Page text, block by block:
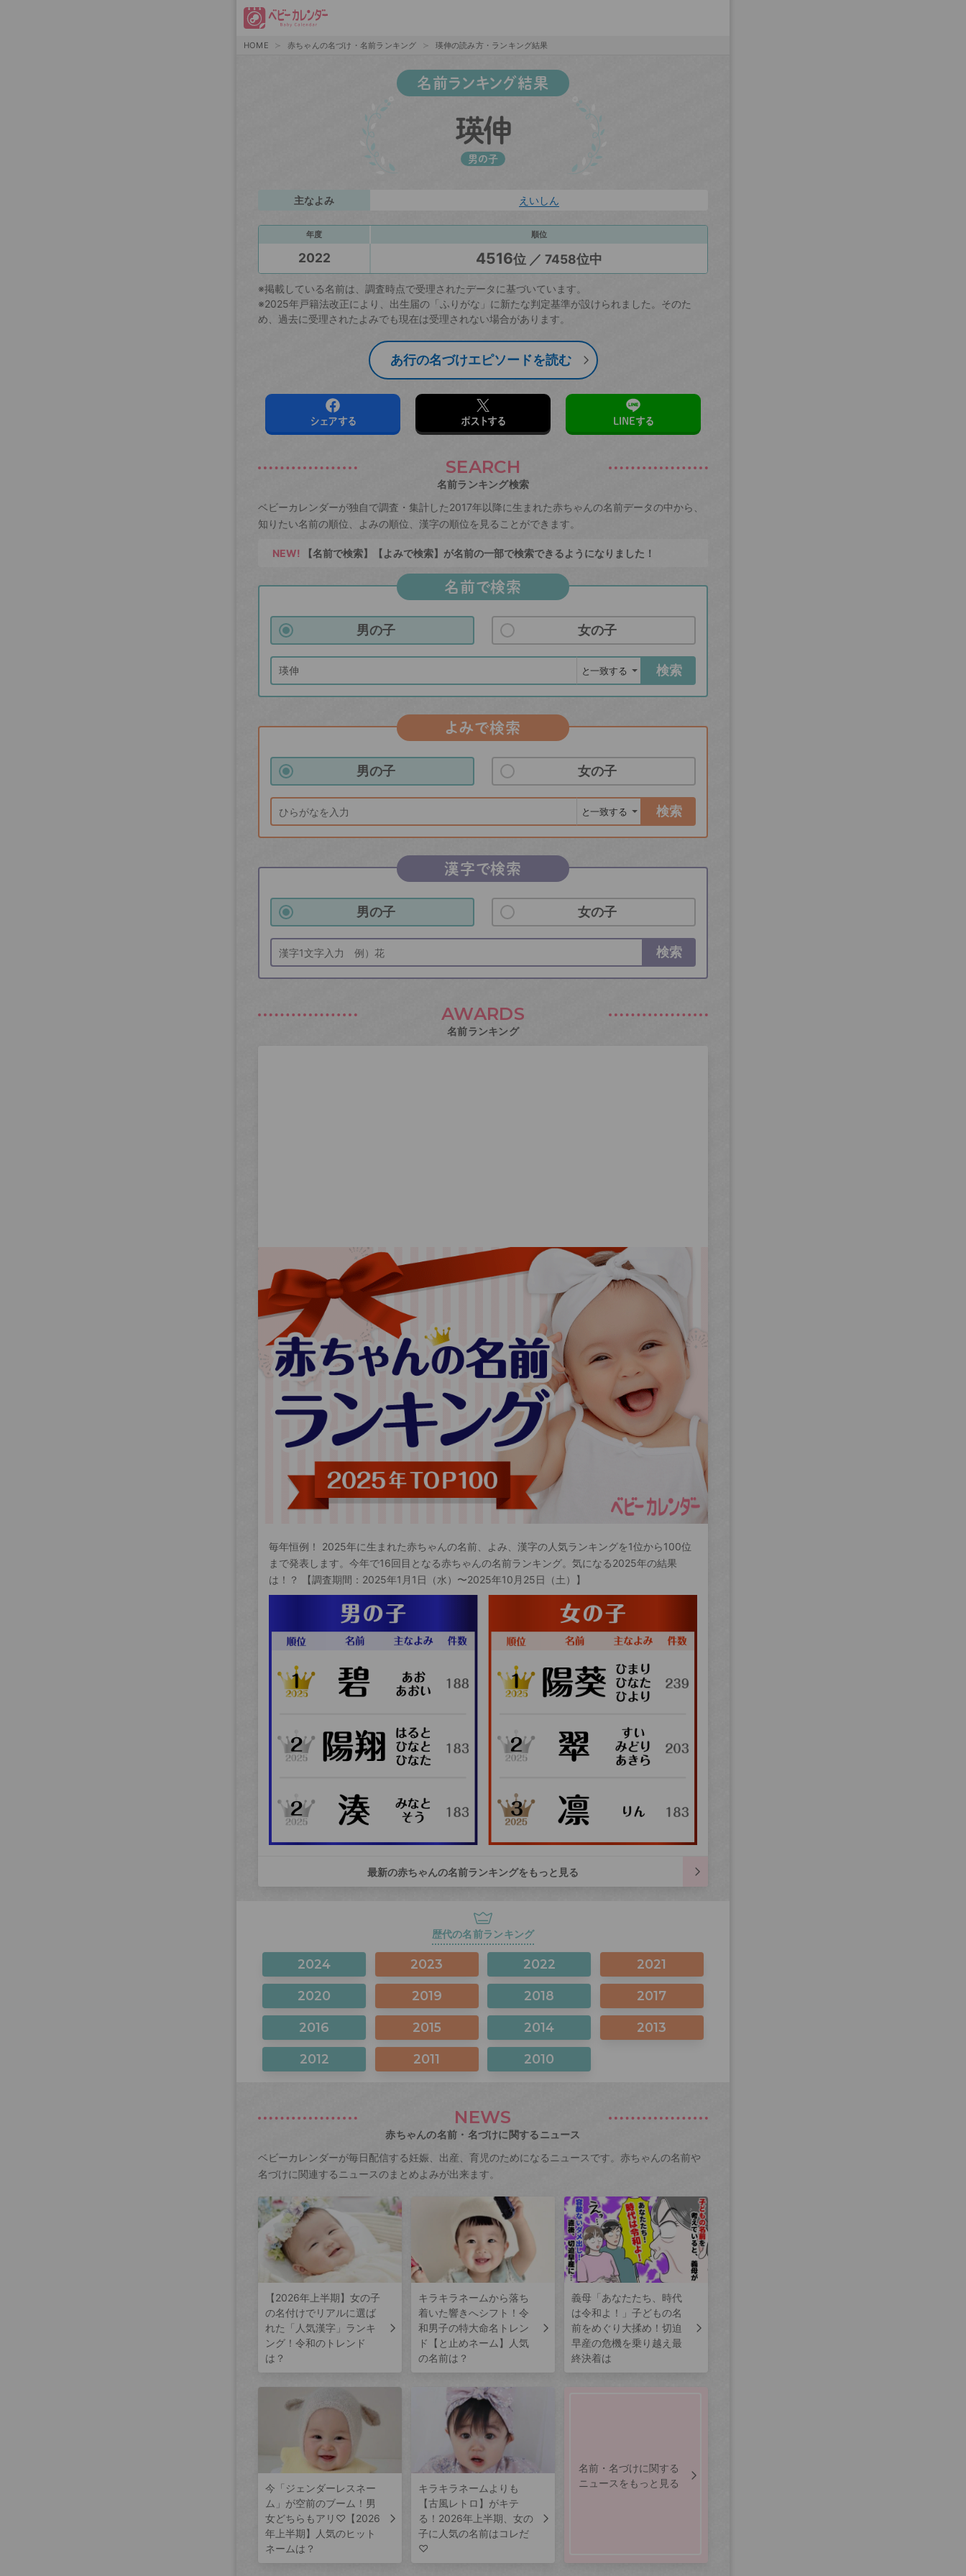
HOME 赤ちゃんの名づけ・名前ランキング 瑛伸の読み方・ランキング結果
名前ランキング結果
瑛伸
男の子
主なよみ えいしん
年度 順位
2022 4516位 ／ 7458位中
※掲載している名前は、調査時点で受理されたデータに基づいています。
※2025年戸籍法改正により、出生届の「ふりがな」に新たな判定基準が設けられました。そのた
め、過去に受理されたよみでも現在は受理されない場合があります。
あ行の名づけエピソードを読む
シェアする ポストする LINEする
SEARCH
名前ランキング検索
ベビーカレンダーが独自で調査・集計した2017年以降に生まれた赤ちゃんの名前データの中から、
知りたい名前の順位、よみの順位、漢字の順位を見ることができます。
NEW! 【名前で検索】【よみで検索】が名前の一部で検索できるようになりました！
名前で検索
男の子 女の子
検索
よみで検索
男の子 女の子
検索
漢字で検索
男の子 女の子
検索
AWARDS
名前ランキング
毎年恒例！ 2025年に生まれた赤ちゃんの名前、よみ、漢字の人気ランキングを1位から100位
まで発表します。今年で16回目となる赤ちゃんの名前ランキング。気になる2025年の結果
は！？ 【調査期間：2025年1月1日（水）〜2025年10月25日（土）】
最新の赤ちゃんの名前ランキングをもっと見る
歴代の名前ランキング
2024 2023 2022 2021
2020 2019 2018 2017
2016 2015 2014 2013
2012 2011 2010
NEWS
赤ちゃんの名前・名づけに関するニュース
ベビーカレンダーが毎日配信する妊娠、出産、育児のためになるニュースです。赤ちゃんの名前や
名づけに関連するニュースのまとめよみが出来ます。
【2026年上半期】女の子
の名付けでリアルに選ば
れた「人気漢字」ランキ
ング！令和のトレンド
は？
キラキラネームから落ち
着いた響きへシフト！令
和男子の特大命名トレン
ド【と止めネーム】人気
の名前は？
義母「あなたたち、時代
は令和よ！」子どもの名
前をめぐり大揉め！切迫
早産の危機を乗り越え最
終決着は
今「ジェンダーレスネー
ム」が空前のブーム！男
女どちらもアリ♡【2026
年上半期】人気のヒット
ネームは？
キラキラネームよりも
【古風レトロ】がキテ
る！2026年上半期、女の
子に人気の名前はコレだ
♡
名前・名づけに関する
ニュースをもっと見る